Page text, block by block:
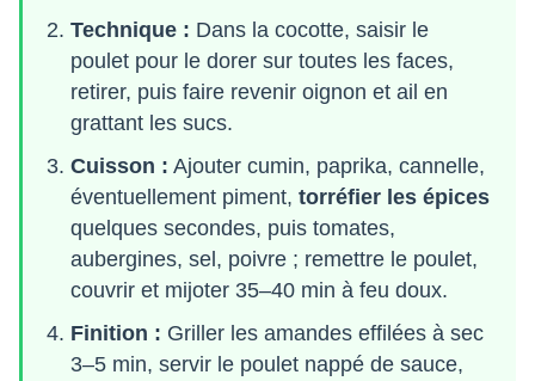
Technique : Dans la cocotte, saisir le
poulet pour le dorer sur toutes les faces,
retirer, puis faire revenir oignon et ail en
grattant les sucs.
Cuisson : Ajouter cumin, paprika, cannelle,
éventuellement piment, torréfier les épices
quelques secondes, puis tomates,
aubergines, sel, poivre ; remettre le poulet,
couvrir et mijoter 35–40 min à feu doux.
Finition : Griller les amandes effilées à sec
3–5 min, servir le poulet nappé de sauce,